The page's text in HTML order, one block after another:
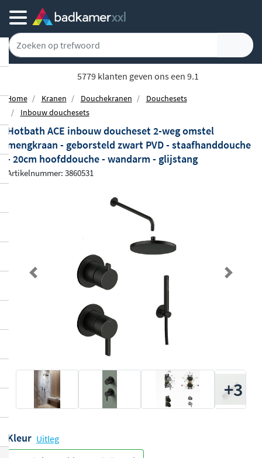
5779 klanten geven ons een 9.1
Home Kranen Douchekranen
Douchesets
Inbouw douchesets
Hotbath ACE inbouw doucheset 2-weg omstel
mengkraan - geborsteld zwart PVD - staafhanddouche
- 20cm hoofddouche - wandarm - glijstang
Artikelnummer: 3860531
Previous Next
+3
Kleur Uitleg